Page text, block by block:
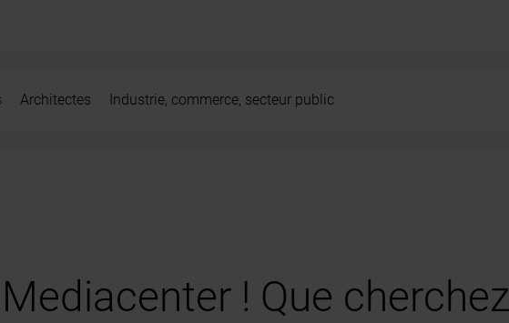
Architectes Industrie, commerce, secteur public
! Que